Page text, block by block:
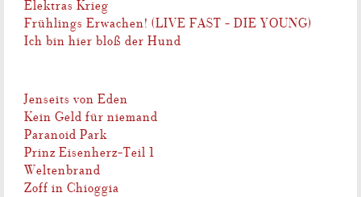
Elektras Krieg
Frühlings Erwachen! (LIVE FAST - DIE YOUNG)
Ich bin hier bloß der Hund
Jenseits von Eden
Kein Geld für niemand
Paranoid Park
Prinz Eisenherz-Teil 1
Weltenbrand
Zoff in Chioggia